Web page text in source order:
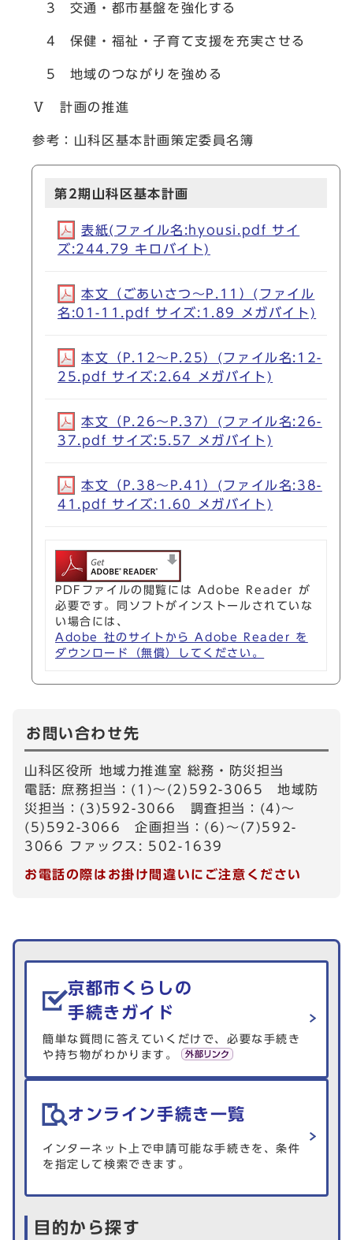
3 交通・都市基盤を強化する
4 保健・福祉・子育て支援を充実させる
5 地域のつながりを強める
Ⅴ 計画の推進
参考：山科区基本計画策定委員名簿
第2期山科区基本計画
表紙(ファイル名:hyousi.pdf サイ
ズ:244.79 キロバイト)
本文（ごあいさつ～P.11）(ファイル
名:01-11.pdf サイズ:1.89 メガバイト)
本文（P.12～P.25）(ファイル名:12-
25.pdf サイズ:2.64 メガバイト)
本文（P.26～P.37）(ファイル名:26-
37.pdf サイズ:5.57 メガバイト)
本文（P.38～P.41）(ファイル名:38-
41.pdf サイズ:1.60 メガバイト)
PDFファイルの閲覧には Adobe Reader が
必要です。同ソフトがインストールされていな
い場合には、
Adobe 社のサイトから Adobe Reader を
ダウンロード（無償）してください。
お問い合わせ先
山科区役所 地域力推進室 総務・防災担当
電話: 庶務担当：(1)～(2)592-3065 地域防
災担当：(3)592-3066 調査担当：(4)～
(5)592-3066 企画担当：(6)～(7)592-
3066 ファックス: 502-1639
お電話の際はお掛け間違いにご注意ください
生活情報を探す
京都市くらしの
手続きガイド
簡単な質問に答えていくだけで、必要な手続き
や持ち物がわかります。
オンライン手続き一覧
インターネット上で申請可能な手続きを、条件
を指定して検索できます。
目的から探す